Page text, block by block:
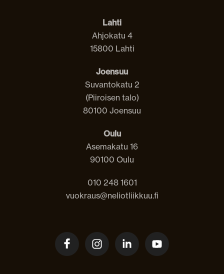
Lahti
Ahjokatu 4
15800 Lahti
Joensuu
Suvantokatu 2
(Piiroisen talo)
80100 Joensuu
Oulu
Asemakatu 16
90100 Oulu
010 248 1601
vuokraus@neliotliikkuu.fi
FacebookInstagramLinkedInYoutube